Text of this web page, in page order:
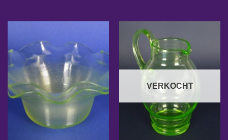
VERKOCHT